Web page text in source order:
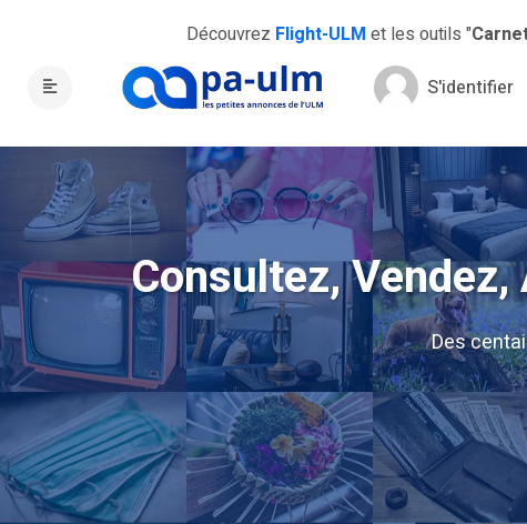
Découvrez Flight-ULM et les outils "
S'identifier
Consultez,
Des